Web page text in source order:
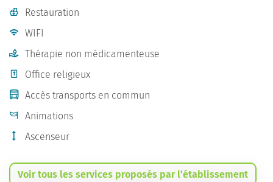
Restauration
WIFI
Thérapie non médicamenteuse
Office religieux
Accès transports en commun
Animations
Ascenseur
Voir tous les services proposés par l’établissement